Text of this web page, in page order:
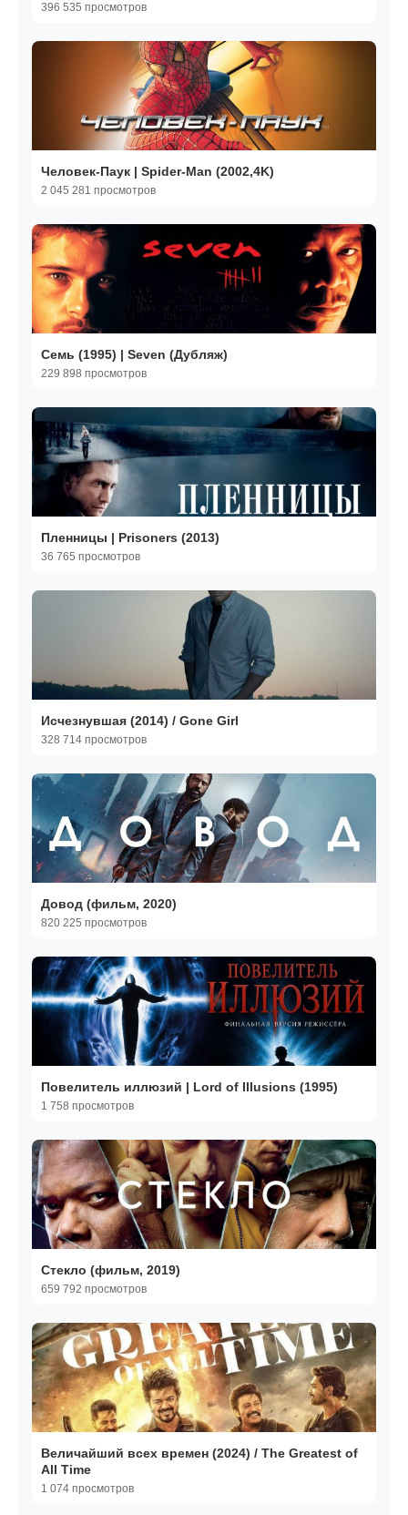
396 535 просмотров
Человек-Паук | Spider-Man (2002,4K)
2 045 281 просмотров
Семь (1995) | Seven (Дубляж)
229 898 просмотров
Пленницы | Prisoners (2013)
36 765 просмотров
Исчезнувшая (2014) / Gone Girl
328 714 просмотров
Довод (фильм, 2020)
820 225 просмотров
Повелитель иллюзий | Lord of Illusions (1995)
1 758 просмотров
Стекло (фильм, 2019)
659 792 просмотров
Величайший всех времен (2024) / The Greatest of
All Time
1 074 просмотров